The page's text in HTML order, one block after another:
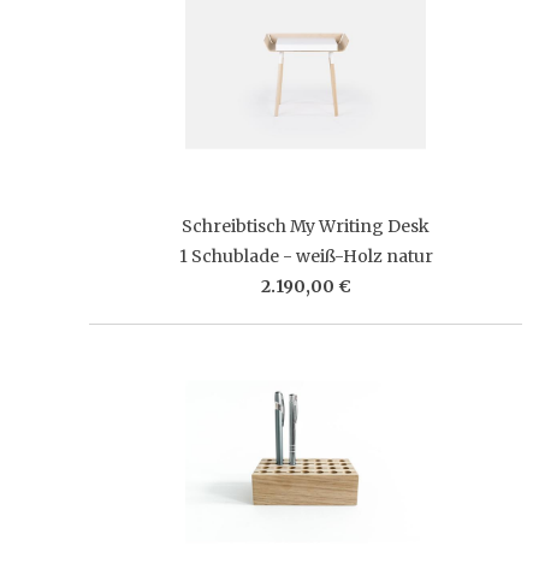
Schreibtisch My Writing Desk
1 Schublade - weiß-Holz natur
2.190,00 €